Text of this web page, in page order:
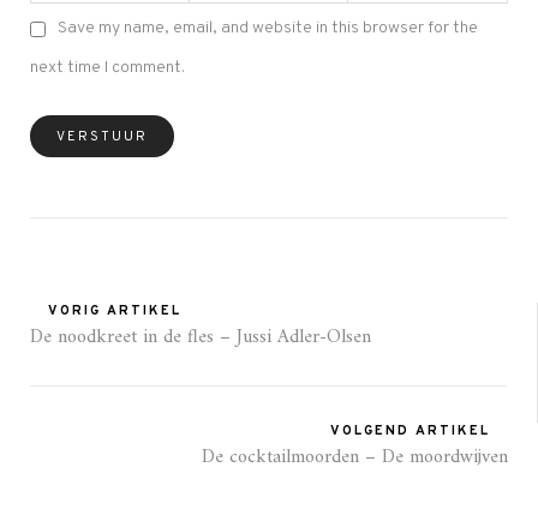
Save my name, email, and website in this browser for the
next time I comment.
VORIG ARTIKEL
De noodkreet in de fles – Jussi Adler-Olsen
VOLGEND ARTIKEL
De cocktailmoorden – De moordwijven